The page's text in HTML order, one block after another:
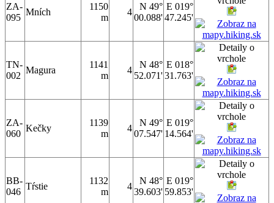
ZA-
095
Mních
1150
m
4
N 49°
00.088'
E 019°
47.245'
TN-
002
Magura
1141
m
4
N 48°
52.071'
E 018°
31.763'
ZA-
060
Kečky
1139
m
4
N 49°
07.547'
E 019°
14.564'
BB-
046
Tŕstie
1132
m
4
N 48°
39.603'
E 019°
59.853'